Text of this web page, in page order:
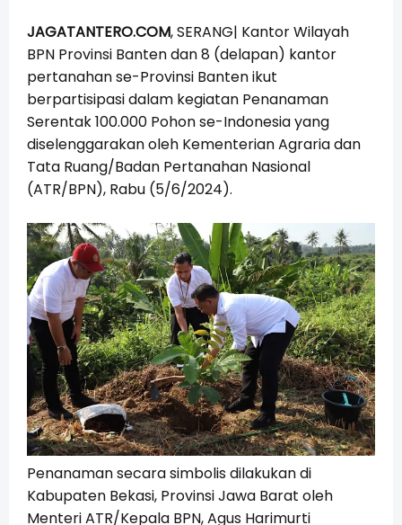
JAGATANTERO.COM, SERANG| Kantor Wilayah
BPN Provinsi Banten dan 8 (delapan) kantor
pertanahan se-Provinsi Banten ikut
berpartisipasi dalam kegiatan Penanaman
Serentak 100.000 Pohon se-Indonesia yang
diselenggarakan oleh Kementerian Agraria dan
Tata Ruang/Badan Pertanahan Nasional
(ATR/BPN), Rabu (5/6/2024).
Penanaman secara simbolis dilakukan di
Kabupaten Bekasi, Provinsi Jawa Barat oleh
Menteri ATR/Kepala BPN, Agus Harimurti